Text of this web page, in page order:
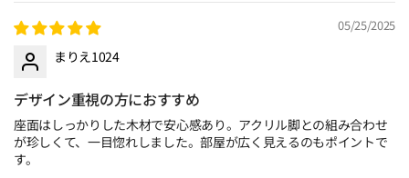
05/25/2025
まりえ1024
デザイン重視の方におすすめ
座面はしっかりした木材で安心感あり。アクリル脚との組み合わせ
が珍しくて、一目惚れしました。部屋が広く見えるのもポイントで
す。